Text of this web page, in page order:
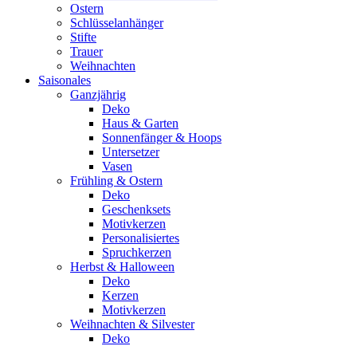
Ostern
Schlüsselanhänger
Stifte
Trauer
Weihnachten
Saisonales
Ganzjährig
Deko
Haus & Garten
Sonnenfänger & Hoops
Untersetzer
Vasen
Frühling & Ostern
Deko
Geschenksets
Motivkerzen
Personalisiertes
Spruchkerzen
Herbst & Halloween
Deko
Kerzen
Motivkerzen
Weihnachten & Silvester
Deko